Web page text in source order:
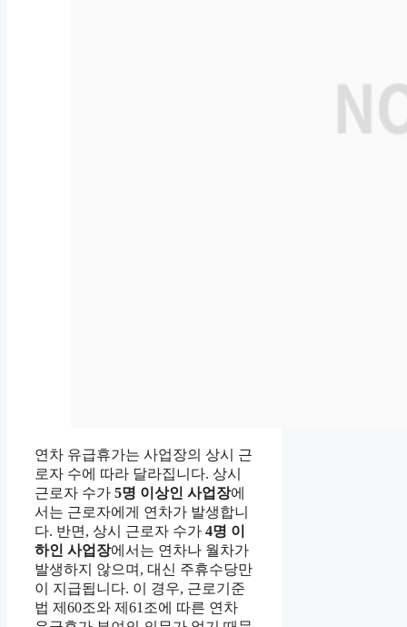
연차 유급휴가는 사업장의 상시 근
로자 수에 따라 달라집니다. 상시
근로자 수가 5명 이상인 사업장에
서는 근로자에게 연차가 발생합니
다. 반면, 상시 근로자 수가 4명 이
하인 사업장에서는 연차나 월차가
발생하지 않으며, 대신 주휴수당만
이 지급됩니다. 이 경우, 근로기준
법 제60조와 제61조에 따른 연차